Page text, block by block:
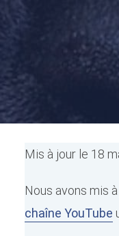
Mis à jour le 18
Nous avons mis
chaîne YouTube